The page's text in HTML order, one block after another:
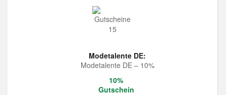
Modetalente DE:
Modetalente DE – 10%
10%
Gutschein